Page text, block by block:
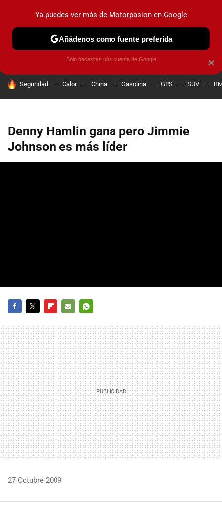
PRUEBAS COCHES ELÉCTRICOS OBSERVATORIO
HOY SE HABLA DE
Seguridad Calor China Gasolina GPS SUV
Denny Hamlin gana pero Jimmie
Johnson es más líder
MAIL
27 Octubre 2009
×
Ya puedes ver más de Motorpasion en Google
Añádenos como fuente preferida
Solo necesitas una cuenta de Google